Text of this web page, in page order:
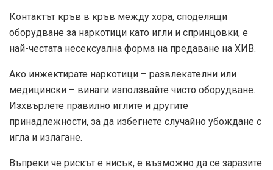
Контактът кръв в кръв между хора, споделящи
оборудване за наркотици като игли и спринцовки, е
най-честата несексуална форма на предаване на ХИВ.
Ако инжектирате наркотици – развлекателни или
медицински – винаги използвайте чисто оборудване.
Изхвърлете правилно иглите и другите
принадлежности, за да избегнете случайно убождане с
игла и излагане.
Въпреки че рискът е нисък, е възможно да се заразите